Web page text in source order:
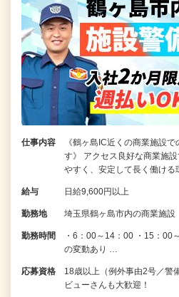
仕事内容
《鶴ヶ島IC近くの商業施設
す》 アクセス良好な商業施
やすく、安定して長く働け
給与 日給9,600円以上
勤務地 埼玉県鶴ヶ島市内の商業施
勤務時間
・6：00～14：00 ・15：
の変動あり …
応募資格
18歳以上（例外事由2号／警
ビューさんも大歓迎！